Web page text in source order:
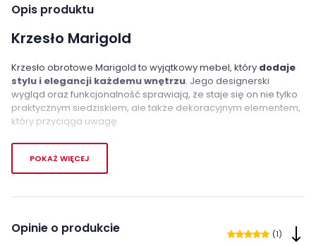
Opis produktu
Krzesło Marigold
Krzesło obrotowe Marigold to wyjątkowy mebel, który dodaje
stylu i elegancji każdemu wnętrzu. Jego designerski
wygląd oraz funkcjonalność sprawiają, że staje się on nie tylko
praktycznym siedziskiem, ale także dekoracyjnym elementem,
który przyciąga uwagę.
Cztery stalowe nogi krzesła stanowią nie tylko stabilne
podparcie, ale także gwarantują trwałość mebla na
długie lata. Wybór materiału na nogi to gwarancja solidnej
tkaniną , która nadaje meblowi wyrafinowanego wyglądu. Ta
POKAŻ WIĘCEJ
Opinie o produkcie (1)